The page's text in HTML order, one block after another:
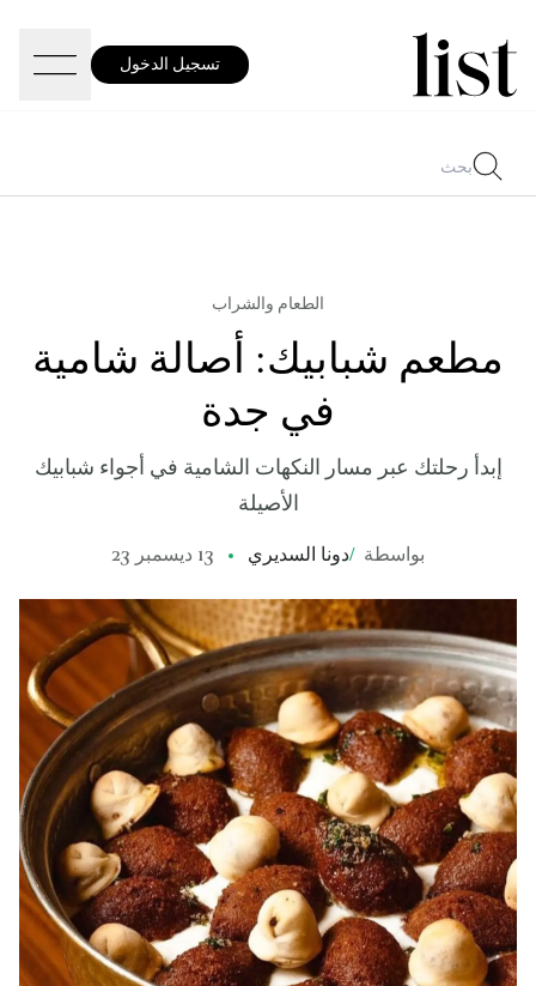
تسجيل الدخول
الطعام والشراب
مطعم شبابيك: أصالة شامية
في جدة
إبدأ رحلتك عبر مسار النكهات الشامية في أجواء شبابيك
الأصيلة
بواسطة /دونا السديري 13 ديسمبر 23